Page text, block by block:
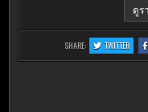
ดูร
SHARE: TWITTER:
DISK